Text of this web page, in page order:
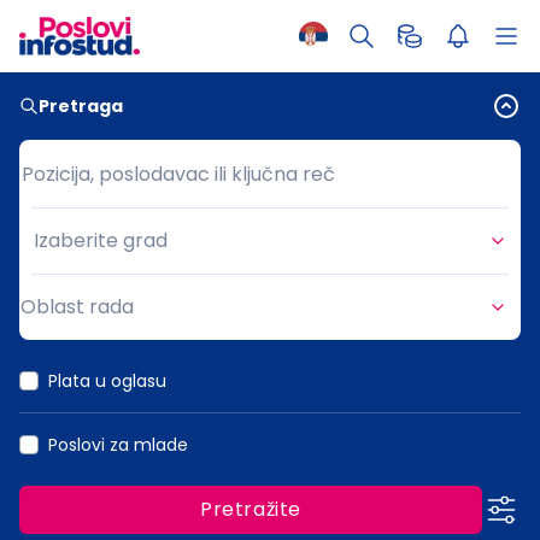
Pretraga
Pozicija, poslodavac ili ključna reč
Pozicija, poslodavac ili ključna reč
Grad
Izaberite grad
Oblast rada
Plata u oglasu
Poslovi za mlade
Pretražite